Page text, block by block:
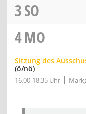
3SO
4MO
Sitzung des
(ö/nö)
16:00-18:35 Uhr